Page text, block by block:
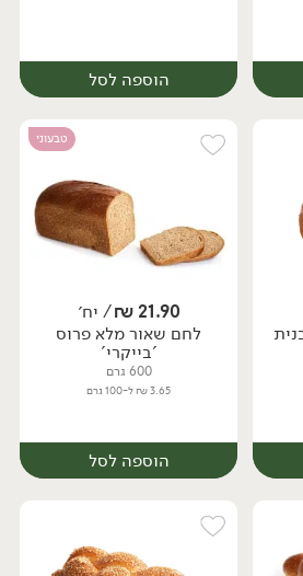
הוספה לסל
יח׳
טבעוני
21.90
₪/ יח׳
לחם שאור מלא פרוס
'בייקרי'
600 גרם
3.65 ₪ ל-100 גרם
הוספה לסל